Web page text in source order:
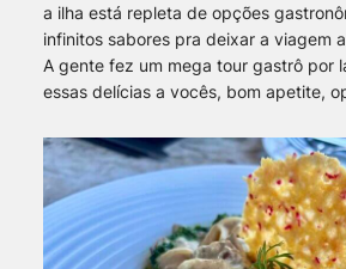
a ilha está repleta de opções
infinitos sabores pra deixar a viagem
A gente fez um mega tour gastrô por
essas delícias a vocês, bom apetite,